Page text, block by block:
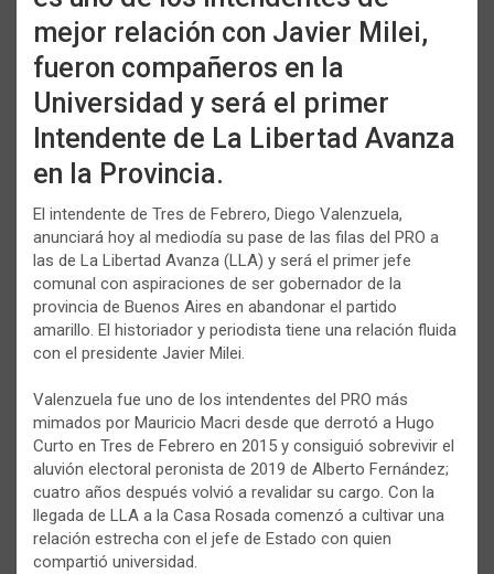
mejor relación con Javier Milei,
fueron compañeros en la
Universidad y será el primer
Intendente de La Libertad Avanza
en la Provincia.
El intendente de Tres de Febrero, Diego Valenzuela,
anunciará hoy al mediodía su pase de las filas del PRO a
las de La Libertad Avanza (LLA) y será el primer jefe
comunal con aspiraciones de ser gobernador de la
provincia de Buenos Aires en abandonar el partido
amarillo. El historiador y periodista tiene una relación fluida
con el presidente Javier Milei.
Valenzuela fue uno de los intendentes del PRO más
mimados por Mauricio Macri desde que derrotó a Hugo
Curto en Tres de Febrero en 2015 y consiguió sobrevivir el
aluvión electoral peronista de 2019 de Alberto Fernández;
cuatro años después volvió a revalidar su cargo. Con la
llegada de LLA a la Casa Rosada comenzó a cultivar una
relación estrecha con el jefe de Estado con quien
compartió universidad.